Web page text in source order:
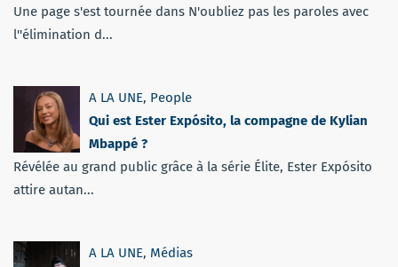
Une page s'est tournée dans N'oubliez pas les paroles avec
l''élimination d...
A LA UNE, People
Qui est Ester Expósito, la compagne de Kylian
Mbappé ?
Révélée au grand public grâce à la série Élite, Ester Expósito
attire autan...
A LA UNE, Médias